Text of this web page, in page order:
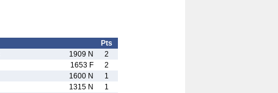
Pts
1909 N
2
1653 F
2
1600 N
1
1315 N
1